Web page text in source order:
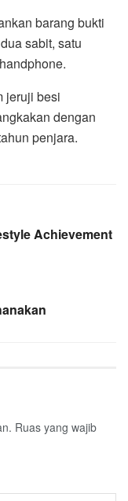
barang bukti
sabit, satu
jeruji besi
dengan
penjara.
Achievement
Ruas yang wajib